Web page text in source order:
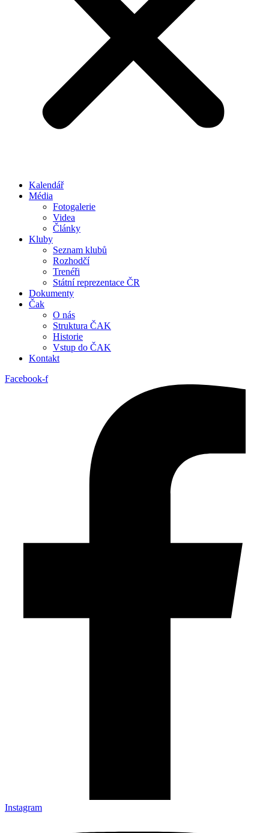
Kalendář
Média
Fotogalerie
Videa
Články
Kluby
Seznam klubů
Rozhodčí
Trenéři
Státní reprezentace ČR
Dokumenty
Čak
O nás
Struktura ČAK
Historie
Vstup do ČAK
Kontakt
Facebook-f
Instagram